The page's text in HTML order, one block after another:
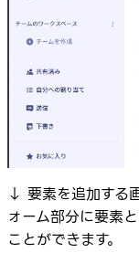
↓ 要素を追加する
ォーム部分に要素
ことができます。